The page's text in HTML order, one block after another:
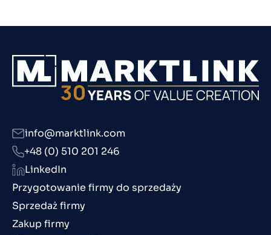
Przygotowanie firmy do sprzedaży
Sprzedaż firmy
Zakup firmy
info@marktlink.com
+48 (0) 510 201 246
LinkedIn